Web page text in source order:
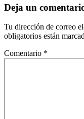
Deja un
Tu dirección de correo
obligatorios están
Comentario *